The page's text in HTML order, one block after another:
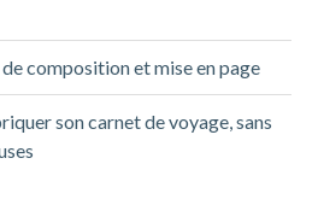
composition et mise en page
son carnet de voyage, sans